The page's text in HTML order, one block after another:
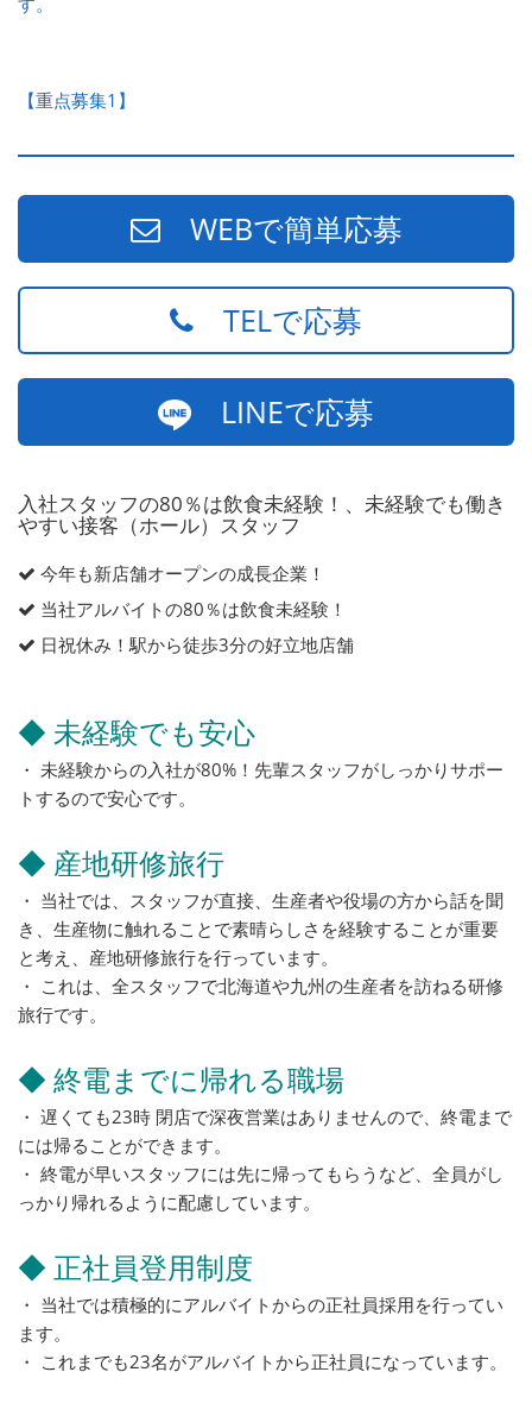
【重点募集1】
WEBで簡単応募
TELで応募
LINEで応募
入社スタッフの80％は飲食未経験！、未経験でも働き
やすい接客（ホール）スタッフ
今年も新店舗オープンの成長企業！
当社アルバイトの80％は飲食未経験！
日祝休み！駅から徒歩3分の好立地店舗
◆ 未経験でも安心
・ 未経験からの入社が80%！先輩スタッフがしっかりサポー
トするので安心です。
◆ 産地研修旅行
・ 当社では、スタッフが直接、生産者や役場の方から話を聞
き、生産物に触れることで素晴らしさを経験することが重要
と考え、産地研修旅行を行っています。
・ これは、全スタッフで北海道や九州の生産者を訪ねる研修
旅行です。
◆ 終電までに帰れる職場
・ 遅くても23時 閉店で深夜営業はありませんので、終電まで
には帰ることができます。
・ 終電が早いスタッフには先に帰ってもらうなど、全員がし
っかり帰れるように配慮しています。
◆ 正社員登用制度
・ 当社では積極的にアルバイトからの正社員採用を行ってい
ます。
・ これまでも23名がアルバイトから正社員になっています。